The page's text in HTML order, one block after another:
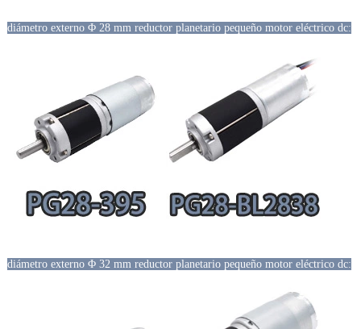
diámetro externo Φ 28 mm reductor planetario pequeño motor eléctrico dc:
diámetro externo Φ 32 mm reductor planetario pequeño motor eléctrico dc: